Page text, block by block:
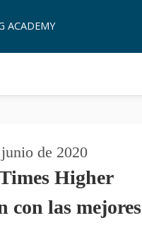
de 2020
Higher
con las mejores